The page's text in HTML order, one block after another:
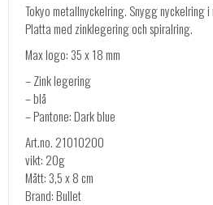
Tokyo metallnyckelring. Snygg nyckelring i
Platta med zinklegering och spiralring.
Max logo: 35 x 18 mm
– Zink legering
– blå
– Pantone: Dark blue
Art.no. 21010200
vikt: 20g
Mått: 3,5 x 8 cm
Brand: Bullet